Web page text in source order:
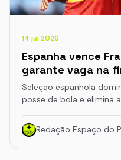
14 jul 2026
Espanha vence
garante vaga na
Seleção espanhola
posse de bola e elimina
Redação Espaço do